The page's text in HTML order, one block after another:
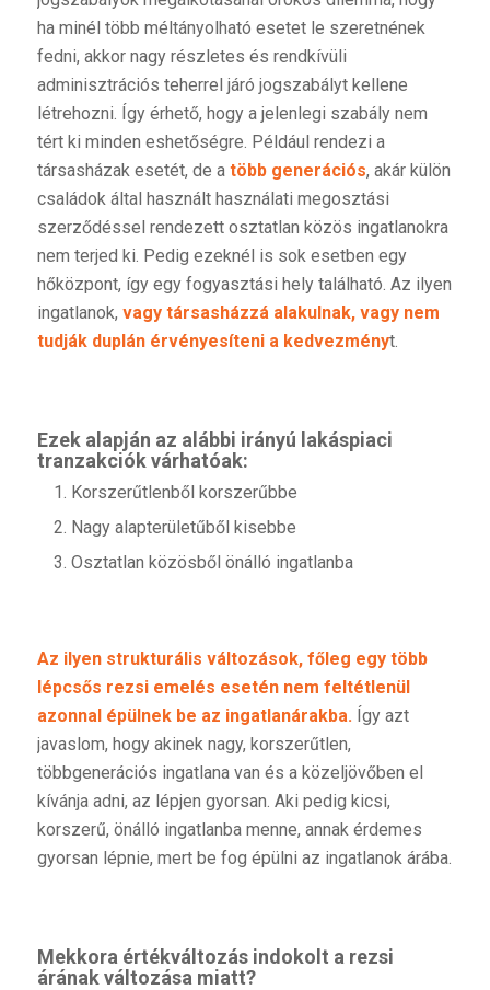
ha minél több méltányolható esetet le szeretnének
fedni, akkor nagy részletes és rendkívüli
adminisztrációs teherrel járó jogszabályt kellene
létrehozni. Így érhető, hogy a jelenlegi szabály nem
tért ki minden eshetőségre. Például rendezi a
társasházak esetét, de a több generációs, akár külön
családok által használt használati megosztási
szerződéssel rendezett osztatlan közös ingatlanokra
nem terjed ki. Pedig ezeknél is sok esetben egy
hőközpont, így egy fogyasztási hely található. Az ilyen
ingatlanok, vagy társasházzá alakulnak, vagy nem
tudják duplán érvényesíteni a kedvezményt.
Ezek alapján az alábbi irányú lakáspiaci
tranzakciók várhatóak:
Korszerűtlenből korszerűbbe
Nagy alapterületűből kisebbe
Osztatlan közösből önálló ingatlanba
Az ilyen strukturális változások, főleg egy több
lépcsős rezsi emelés esetén nem feltétlenül
azonnal épülnek be az ingatlanárakba.Így azt
javaslom, hogy akinek nagy, korszerűtlen,
többgenerációs ingatlana van és a közeljövőben el
kívánja adni, az lépjen gyorsan. Aki pedig kicsi,
korszerű, önálló ingatlanba menne, annak érdemes
gyorsan lépnie, mert be fog épülni az ingatlanok árába.
Mekkora értékváltozás indokolt a rezsi
árának változása miatt?